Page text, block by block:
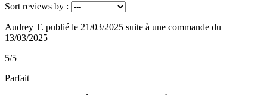
Sort reviews by :
Audrey T. publié le 21/03/2025 suite à une commande du
13/03/2025
5/5
Parfait